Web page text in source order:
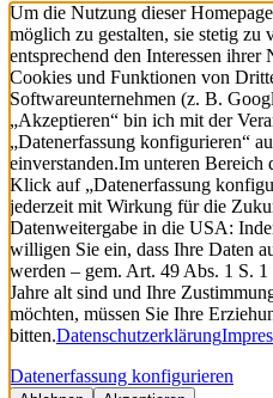
Um die Nutzung dieser
möglich zu gestalten, sie stetig zu
entsprechend den Interessen
Cookies und Funktionen von
Softwareunternehmen (z. B.
„Akzeptieren“ bin ich mit der
„Datenerfassung konfigurieren“
einverstanden.Im unteren Bereich
Klick auf „Datenerfassung
jederzeit mit Wirkung für die
Datenweitergabe in die USA:
willigen Sie ein, dass Ihre Daten
werden – gem. Art. 49 Abs. 1 S.
Jahre alt sind und Ihre
möchten, müssen Sie Ihre
bitten.Datenschutzerklärung
Datenerfassung konfigurieren